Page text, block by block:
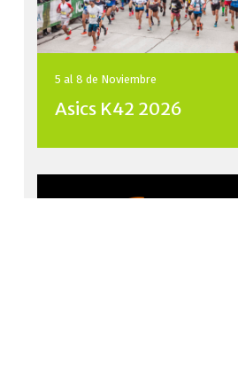
5 al 8 de Noviembre
Asics K42 2026